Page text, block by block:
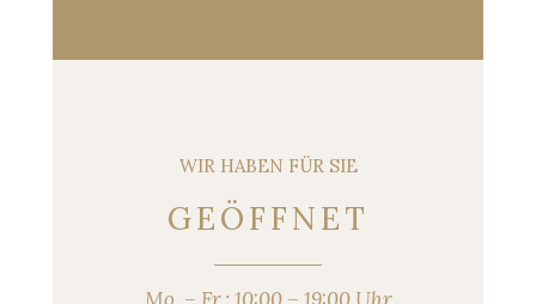
WIR HABEN FÜR SIE
GEÖFFNET